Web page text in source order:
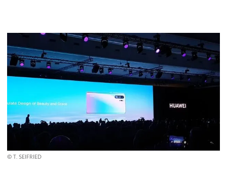
© T. SEIFRIED